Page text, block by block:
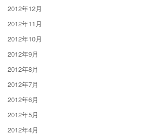
2012年12月
2012年11月
2012年10月
2012年9月
2012年8月
2012年7月
2012年6月
2012年5月
2012年4月